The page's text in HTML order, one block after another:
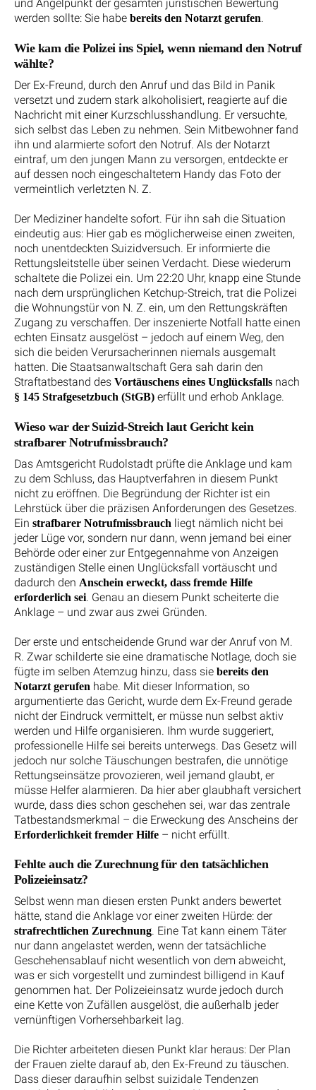
und Angelpunkt der gesamten juristischen Bewertung
werden sollte: Sie habe bereits den Notarzt gerufen.
Wie kam die Polizei ins Spiel, wenn niemand den Notruf
wählte?
Der Ex-Freund, durch den Anruf und das Bild in Panik
versetzt und zudem stark alkoholisiert, reagierte auf die
Nachricht mit einer Kurzschlusshandlung. Er versuchte,
sich selbst das Leben zu nehmen. Sein Mitbewohner fand
ihn und alarmierte sofort den Notruf. Als der Notarzt
eintraf, um den jungen Mann zu versorgen, entdeckte er
auf dessen noch eingeschaltetem Handy das Foto der
vermeintlich verletzten N. Z.
Der Mediziner handelte sofort. Für ihn sah die Situation
eindeutig aus: Hier gab es möglicherweise einen zweiten,
noch unentdeckten Suizidversuch. Er informierte die
Rettungsleitstelle über seinen Verdacht. Diese wiederum
schaltete die Polizei ein. Um 22:20 Uhr, knapp eine Stunde
nach dem ursprünglichen Ketchup-Streich, trat die Polizei
die Wohnungstür von N. Z. ein, um den Rettungskräften
Zugang zu verschaffen. Der inszenierte Notfall hatte einen
echten Einsatz ausgelöst – jedoch auf einem Weg, den
sich die beiden Verursacherinnen niemals ausgemalt
hatten. Die Staatsanwaltschaft Gera sah darin den
Straftatbestand des Vortäuschens eines Unglücksfalls nach
§ 145 Strafgesetzbuch (StGB) erfüllt und erhob Anklage.
Wieso war der Suizid-Streich laut Gericht kein
strafbarer Notrufmissbrauch?
Das Amtsgericht Rudolstadt prüfte die Anklage und kam
zu dem Schluss, das Hauptverfahren in diesem Punkt
nicht zu eröffnen. Die Begründung der Richter ist ein
Lehrstück über die präzisen Anforderungen des Gesetzes.
Ein strafbarer Notrufmissbrauch liegt nämlich nicht bei
jeder Lüge vor, sondern nur dann, wenn jemand bei einer
Behörde oder einer zur Entgegennahme von Anzeigen
zuständigen Stelle einen Unglücksfall vortäuscht und
dadurch den Anschein erweckt, dass fremde Hilfe
erforderlich sei. Genau an diesem Punkt scheiterte die
Anklage – und zwar aus zwei Gründen.
Der erste und entscheidende Grund war der Anruf von M.
R. Zwar schilderte sie eine dramatische Notlage, doch sie
fügte im selben Atemzug hinzu, dass sie bereits den
Notarzt gerufen habe. Mit dieser Information, so
argumentierte das Gericht, wurde dem Ex-Freund gerade
nicht der Eindruck vermittelt, er müsse nun selbst aktiv
werden und Hilfe organisieren. Ihm wurde suggeriert,
professionelle Hilfe sei bereits unterwegs. Das Gesetz will
jedoch nur solche Täuschungen bestrafen, die unnötige
Rettungseinsätze provozieren, weil jemand glaubt, er
müsse Helfer alarmieren. Da hier aber glaubhaft versichert
wurde, dass dies schon geschehen sei, war das zentrale
Tatbestandsmerkmal – die Erweckung des Anscheins der
Erforderlichkeit fremder Hilfe – nicht erfüllt.
Fehlte auch die Zurechnung für den tatsächlichen
Polizeieinsatz?
Selbst wenn man diesen ersten Punkt anders bewertet
hätte, stand die Anklage vor einer zweiten Hürde: der
strafrechtlichen Zurechnung. Eine Tat kann einem Täter
nur dann angelastet werden, wenn der tatsächliche
Geschehensablauf nicht wesentlich von dem abweicht,
was er sich vorgestellt und zumindest billigend in Kauf
genommen hat. Der Polizeieinsatz wurde jedoch durch
eine Kette von Zufällen ausgelöst, die außerhalb jeder
vernünftigen Vorhersehbarkeit lag.
Die Richter arbeiteten diesen Punkt klar heraus: Der Plan
der Frauen zielte darauf ab, den Ex-Freund zu täuschen.
Dass dieser daraufhin selbst suizidale Tendenzen